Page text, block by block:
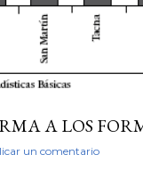
A LOS
un comentario